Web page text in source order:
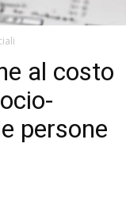
al costo
persone